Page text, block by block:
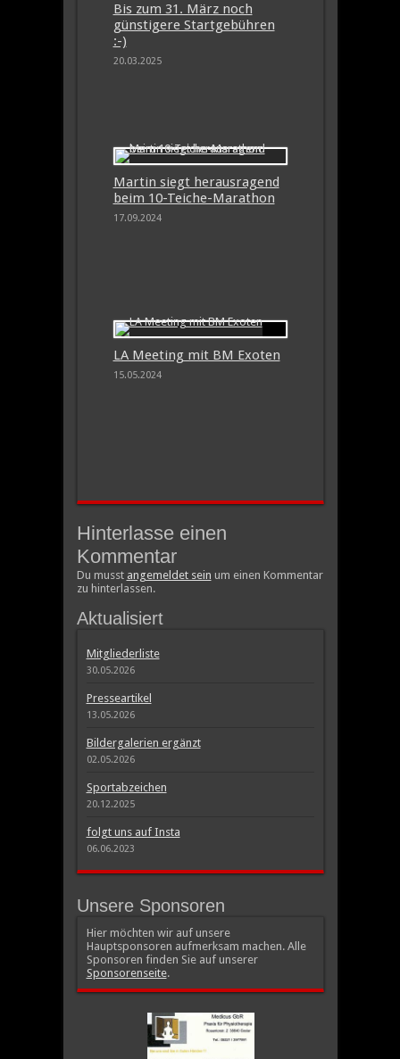
Bis zum 31. März noch
günstigere Startgebühren
:-)
20.03.2025
Martin siegt herausragend
beim 10-Teiche-Marathon
17.09.2024
LA Meeting mit BM Exoten
15.05.2024
Hinterlasse einen
Kommentar
Du musst angemeldet sein um einen Kommentar
zu hinterlassen.
Aktualisiert
Mitgliederliste
30.05.2026
Presseartikel
13.05.2026
Bildergalerien ergänzt
02.05.2026
Sportabzeichen
20.12.2025
folgt uns auf Insta
06.06.2023
Unsere Sponsoren
Hier möchten wir auf unsere
Hauptsponsoren aufmerksam machen. Alle
Sponsoren finden Sie auf unserer
Sponsorenseite.